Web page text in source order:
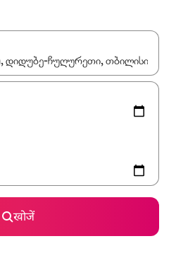
डाउन 'ऐरो की' का इस्तेमाल करके नेविगेट
खोजें